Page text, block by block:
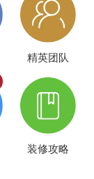
精英团队
装修攻略